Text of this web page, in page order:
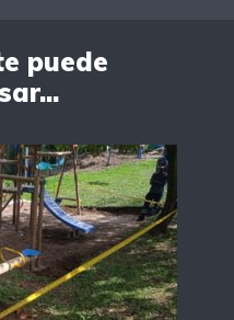
puede